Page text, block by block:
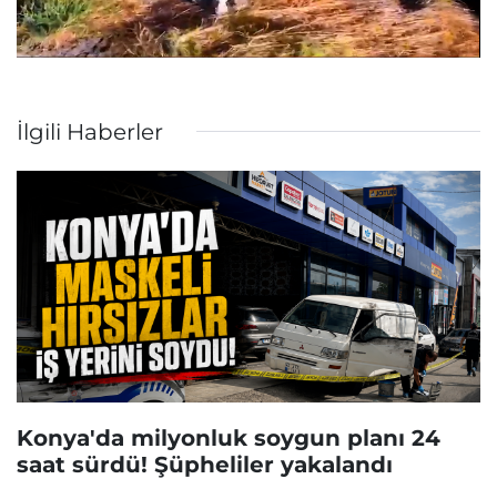
İlgili Haberler
Konya'da milyonluk soygun planı 24
saat sürdü! Şüpheliler yakalandı